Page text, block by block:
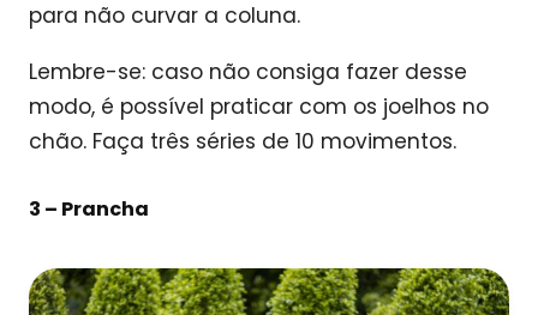
para não curvar a coluna.
Lembre-se: caso não consiga fazer desse
modo, é possível praticar com os joelhos no
chão. Faça três séries de 10 movimentos.
3 – Prancha